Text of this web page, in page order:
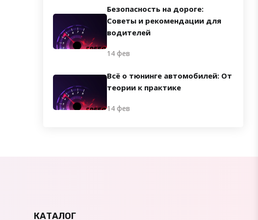
Безопасность на дороге:
Советы и рекомендации для
водителей
14 фев
Всё о тюнинге автомобилей: От
теории к практике
14 фев
КАТАЛОГ